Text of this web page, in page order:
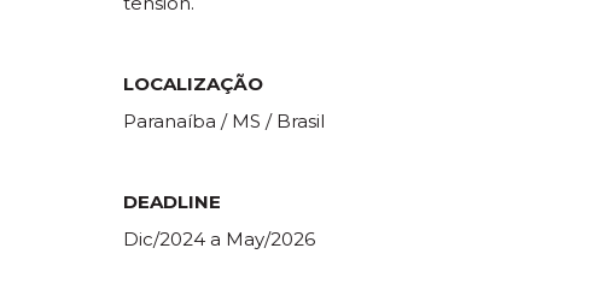
LOCALIZAÇÃO
Paranaíba / MS / Brasil
DEADLINE
Dic/2024 a May/2026